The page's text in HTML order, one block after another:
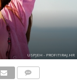
USPJEH - PROFITIRAJ.HR